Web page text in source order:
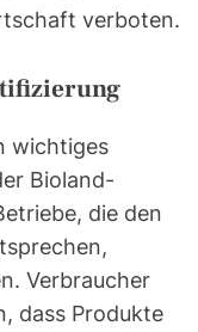
verboten.
wichtiges
Bioland-
die den
Verbraucher
dass Produkte